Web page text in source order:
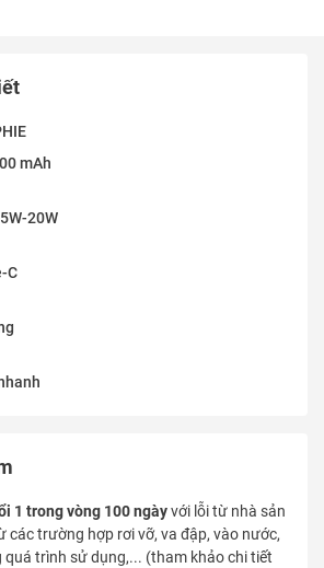
mAh
20W
C
1 trong vòng 100 ngàyvới lỗi từ nhà sản
các trường hợp rơi vỡ, va đập, vào nước,
quá trình sử dụng,... (tham khảo chi tiết